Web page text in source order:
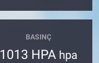
BASINÇ
1013 HPA hpa